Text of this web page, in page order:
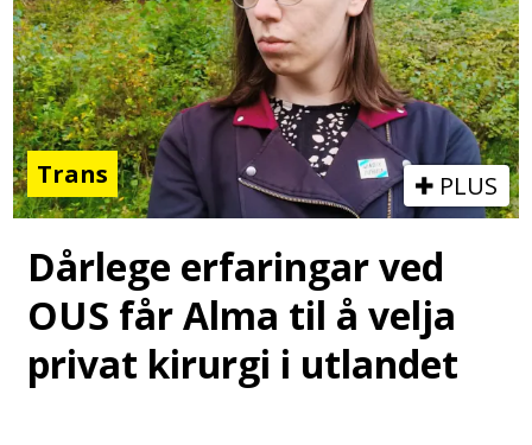
Trans PLUS
Dårlege erfaringar ved
OUS får Alma til å velja
privat kirurgi i utlandet